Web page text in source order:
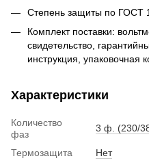
Степень защиты по ГОСТ
Комплект поставки:
свидетельство,
инструкция, упаковочная
Характеристики
Количество
фаз
3 ф. (230/
Термозащита
Нет